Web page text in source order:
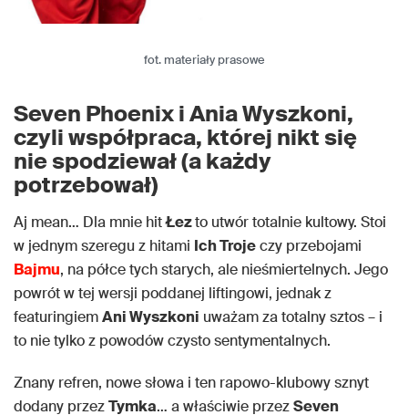
fot. materiały prasowe
Seven Phoenix i Ania Wyszkoni,
czyli współpraca, której nikt się
nie spodziewał (a każdy
potrzebował)
Aj mean… Dla mnie hitŁezto utwór totalnie kultowy. Stoi
w jednym szeregu z hitami Ich Trojeczy przebojami
Bajmu, na półce tych starych, ale nieśmiertelnych. Jego
powrót w tej wersji poddanej liftingowi, jednak z
featuringiemAni Wyszkoni uważam za totalny sztos – i
to nie tylko z powodów czysto sentymentalnych.
Znany refren, nowe słowa i ten rapowo-klubowy sznyt
dodany przezTymka… a właściwie przezSeven